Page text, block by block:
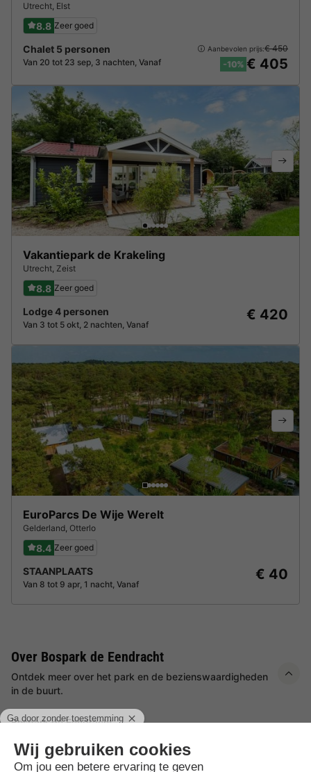
Utrecht, Elst
8.8 Zeer goed
Chalet 5 personen
Van 20 tot 23 sep, 3 nachten, Vanaf
Aanbevolen prijs:€ 450
-10% € 405
Vakantiepark de Krakeling
Utrecht, Zeist
8.8 Zeer goed
Lodge 4 personen
Van 3 tot 5 okt, 2 nachten, Vanaf
€ 420
EuroParcs De Wije Werelt
Gelderland, Otterlo
8.4 Zeer goed
STAANPLAATS
Van 8 tot 9 apr, 1 nacht, Vanaf
€ 40
Over Bospark de Eendracht
Ontdek meer over het park en de bezienswaardigheden
in de buurt.
Bospark de Eendracht